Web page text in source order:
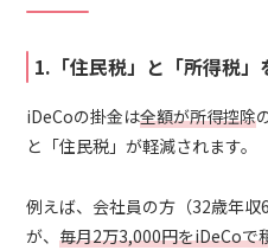
1.「住民税」と「所得税」
iDeCoの掛金は全額が所得控除
と「住民税」が軽減されます。
例えば、会社員の方（32歳年収
が、毎月2万3,000円をiDeCoで